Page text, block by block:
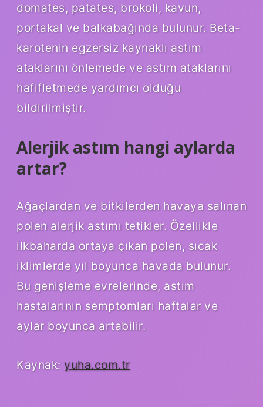
domates, patates, brokoli, kavun,
portakal ve balkabağında bulunur. Beta-
karotenin egzersiz kaynaklı astım
ataklarını önlemede ve astım ataklarını
hafifletmede yardımcı olduğu
bildirilmiştir.
Alerjik astım hangi aylarda
artar?
Ağaçlardan ve bitkilerden havaya salınan
polen alerjik astımı tetikler. Özellikle
ilkbaharda ortaya çıkan polen, sıcak
iklimlerde yıl boyunca havada bulunur.
Bu genişleme evrelerinde, astım
hastalarının semptomları haftalar ve
aylar boyunca artabilir.
Kaynak: yuha.com.tr